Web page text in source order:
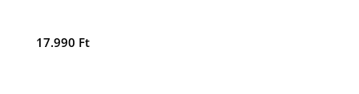
17.990 Ft